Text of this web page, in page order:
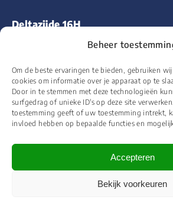
Beheer
Om de beste ervaringen te bieden, gebruiken
cookies om informatie over je apparaat op te
Door in te stemmen met deze technologieën
surfgedrag of unieke ID's op deze site
toestemming geeft of uw toestemming intrekt,
invloed hebben op bepaalde functies en
Accepteren
Bekijk voorkeuren
Deltazijde 16H
1261 ZM Blaricum
Aalsmeerderweg 227
1432 CM Aalsmeer